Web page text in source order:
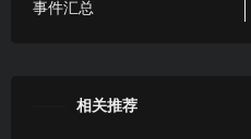
事件汇总
相关推荐